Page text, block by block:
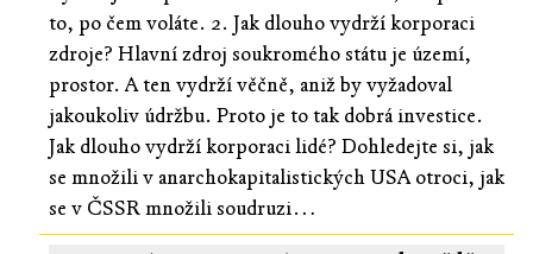
to, po čem voláte. 2. Jak dlouho vydrží korporaci
zdroje? Hlavní zdroj soukromého státu je území,
prostor. A ten vydrží věčně, aniž by vyžadoval
jakoukoliv údržbu. Proto je to tak dobrá investice.
Jak dlouho vydrží korporaci lidé? Dohledejte si, jak
se množili v anarchokapitalistických USA otroci, jak
se v ČSSR množili soudruzi…